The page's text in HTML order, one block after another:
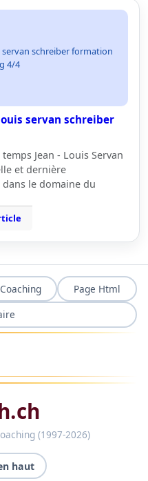
schreiber formation
4/4
servan schreiber
Jean - Louis Servan
et dernière
le domaine du
Page Html
(1997-2026)
haut